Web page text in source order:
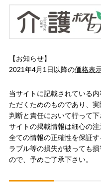
【お知らせ】
2021年4月1日以降の価格表
当サイトに記載されている
ただくためのものであり、
判断と責任において行って
サイトの掲載情報は細心の
全ての情報の正確性を保証
ラブル等の損失が被っても
ので、予めご了承下さい。